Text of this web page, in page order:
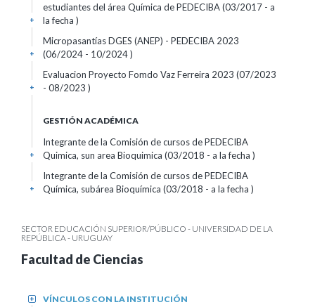
estudiantes del área Química de PEDECIBA (03/2017 - a
la fecha )
+
Micropasantías DGES (ANEP) - PEDECIBA 2023
(06/2024 - 10/2024 )
+
Evaluacion Proyecto Fomdo Vaz Ferreira 2023 (07/2023
- 08/2023 )
+
GESTIÓN ACADÉMICA
Integrante de la Comisión de cursos de PEDECIBA
Quimica, sun area Bioquimica (03/2018 - a la fecha )
+
Integrante de la Comisión de cursos de PEDECIBA
Química, subárea Bioquímica (03/2018 - a la fecha )
+
SECTOR EDUCACIÓN SUPERIOR/PÚBLICO - UNIVERSIDAD DE LA
REPÚBLICA - URUGUAY
Facultad de Ciencias
VÍNCULOS CON LA INSTITUCIÓN
+